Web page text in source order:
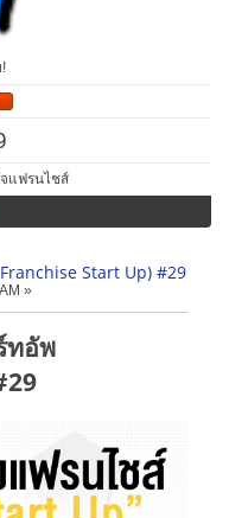
แฟรนไชส์
Start Up) #29
»
ทอัพ